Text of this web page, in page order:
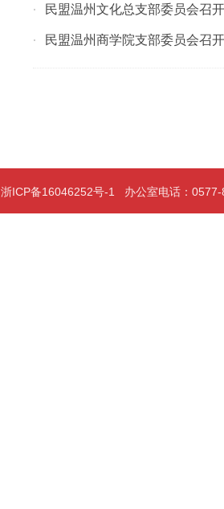
· 民盟温州文化总支部委员会召
· 民盟温州商学院支部委员会召
浙ICP备16046252号-1 办公室电话：